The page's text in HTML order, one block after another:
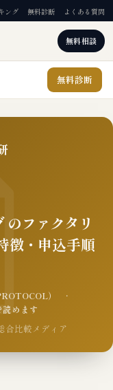
ング 無料診断 よくある質問
無料相談
無料診断
ファクタリ
徴・申込手順
） ·
めます
比較メディア